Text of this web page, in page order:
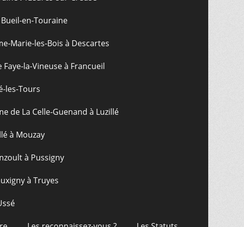
en-Touraine
Marie-les-Bois à Descartes
la-Vineuse à Francueil
les-Tours
de La Celle-Guenand à Luzillé
à Mouzay
à Pussigny
à Truyes